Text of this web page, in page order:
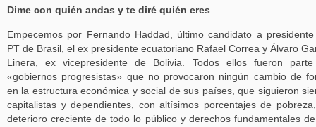
Dime con quién andas y te diré quién eres
Empecemos por Fernando Haddad, último candidato a
PT de Brasil, el ex presidente ecuatoriano Rafael Correa y Álvaro
Linera, ex vicepresidente de Bolivia. Todos ellos fueron
«gobiernos progresistas» que no provocaron ningún cambio de
en la estructura económica y social de sus países, que siguieron
capitalistas y dependientes, con altísimos porcentajes de
deterioro creciente de todo lo público y derechos fundamentales